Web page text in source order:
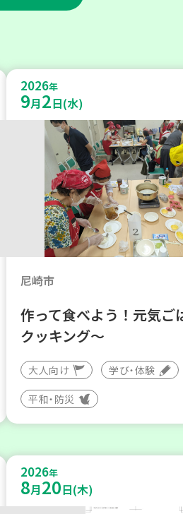
2026年
9月2日(水)
尼崎市
作って食べよう！元気ご
クッキング～
大人向け 学び・体験
平和・防災
2026年
8月20日(木)